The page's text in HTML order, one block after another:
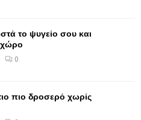
το ψυγείο σου και
χώρο
0
πιο δροσερό χωρίς